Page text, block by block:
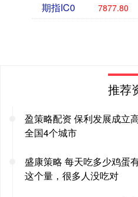
期指IC0 7877.80
推荐
盈策略配资 保利发展成立
全国4个城市
盛康策略 每天吃多少鸡蛋
这个量，很多人没吃对